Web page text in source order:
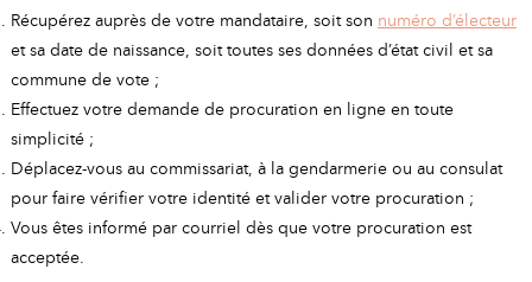
Récupérez auprès de votre mandataire, soit son numéro d’électeur
et sa date de naissance, soit toutes ses données d’état civil et sa
commune de vote ;
Effectuez votre demande de procuration en ligne en toute
simplicité ;
Déplacez-vous au commissariat, à la gendarmerie ou au consulat
pour faire vérifier votre identité et valider votre procuration ;
Vous êtes informé par courriel dès que votre procuration est
acceptée.